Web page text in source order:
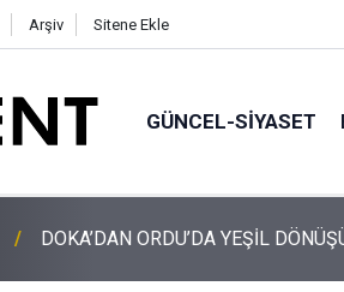
Arşiv Sitene Ekle
GÜNCEL-SIYASET
YENİ PARTİ’NİN ORDU’DAKİ 69